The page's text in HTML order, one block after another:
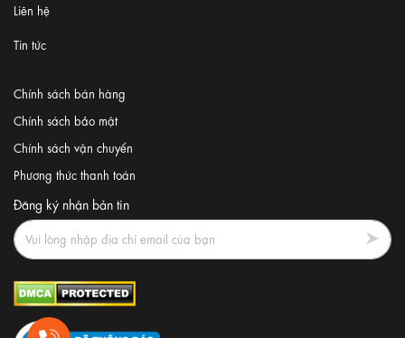
Liên hệ
Tin tức
Chính sách bán hàng
Chính sách bảo mật
Chính sách vận chuyển
Phương thức thanh toán
Đăng ký nhận bản tin